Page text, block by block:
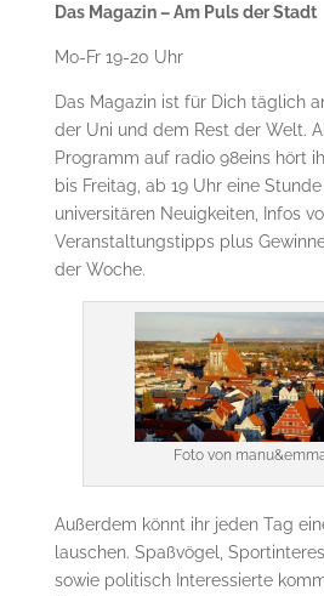
Das Magazin – Am Puls der Stadt
Mo-Fr 19-20 Uhr
Das Magazin ist für Dich täglich
der Uni und dem Rest der Welt.
Programm auf radio 98eins hört
bis Freitag, ab 19 Uhr eine
universitären Neuigkeiten, Infos
Veranstaltungstipps plus
der Woche.
Foto von
Außerdem könnt ihr jeden Tag
lauschen. Spaßvögel,
sowie politisch Interessierte